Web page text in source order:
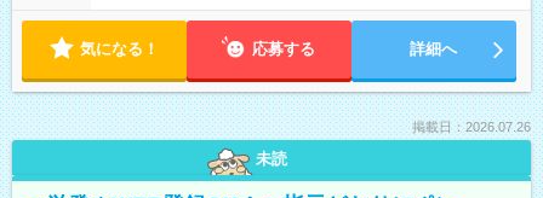
気になる！ 応募する 詳細へ
掲載日：2026.07.26
未読